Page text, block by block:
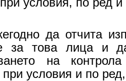
да отчита
за това лица и
на
при условия и по